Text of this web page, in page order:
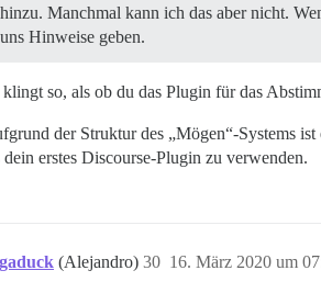
hinzu. Manchmal kann ich das aber nicht.
uns Hinweise geben.
klingt so, als ob du das Plugin für das
der Struktur des „Mögen“-Systems
dein erstes Discourse-Plugin zu verwenden.
(Alejandro) 16. März 2020 um
30